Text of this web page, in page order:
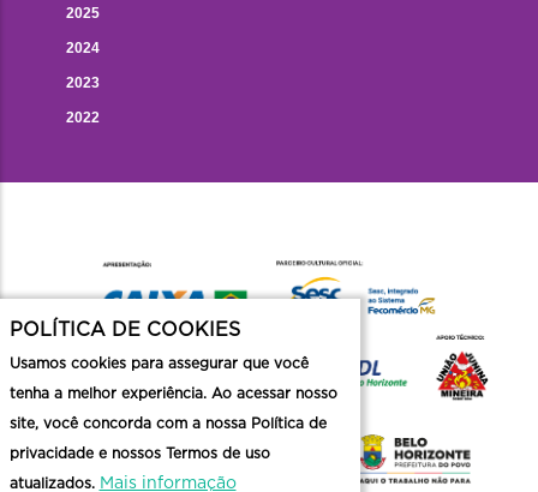
2025
2024
2023
2022
POLÍTICA DE COOKIES
Usamos cookies para assegurar que você
tenha a melhor experiência. Ao acessar nosso
site, você concorda com a nossa Política de
privacidade e nossos Termos de uso
atualizados. Mais informação